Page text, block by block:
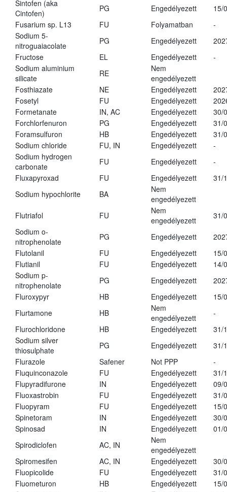
Sintofen (aka
Cintofen)
PG Engedélyezett
15/
Fusarium sp. L13
FU Folyamatban
-
Sodium 5-
nitroguaiacolate
PG Engedélyezett
Fructose
EL Engedélyezett
-
Sodium aluminium
silicate
RE
Nem
engedélyezett
Fosthiazate
NE Engedélyezett
Fosetyl
FU Engedélyezett
Formetanate
IN, AC Engedélyezett
30/
Forchlorfenuron
PG Engedélyezett
31/
Foramsulfuron
HB Engedélyezett
31/
Sodium chloride
FU, IN Engedélyezett
-
Sodium hydrogen
carbonate
FU Engedélyezett
-
Fluxapyroxad
FU Engedélyezett
31/
Sodium hypochlorite
BA
Nem
engedélyezett
Flutriafol
FU
Nem
engedélyezett
31/
Sodium o-
nitrophenolate
PG Engedélyezett
Flutolanil
FU Engedélyezett
15/
Flutianil
FU Engedélyezett
14/
Sodium p-
nitrophenolate
PG Engedélyezett
Fluroxypyr
HB Engedélyezett
15/
Flurtamone
HB
Nem
engedélyezett
-
Flurochloridone
HB Engedélyezett
31/
Sodium silver
thiosulphate
PG Engedélyezett
31/
Flurazole
Safener Not PPP
-
Fluquinconazole
FU Engedélyezett
31/
Flupyradifurone
IN Engedélyezett
09/
Fluoxastrobin
FU Engedélyezett
31/
Fluopyram
FU Engedélyezett
15/
Spinetoram
IN Engedélyezett
30/
Spinosad
IN Engedélyezett
01/
Spirodiclofen
AC, IN
Nem
engedélyezett
Spiromesifen
AC, IN Engedélyezett
30/
Fluopicolide
FU Engedélyezett
31/
Fluometuron
HB Engedélyezett
15/